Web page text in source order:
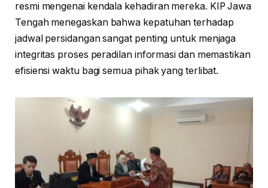
resmi mengenai kendala kehadiran mereka. KIP Jawa
Tengah menegaskan bahwa kepatuhan terhadap
jadwal persidangan sangat penting untuk menjaga
integritas proses peradilan informasi dan memastikan
efisiensi waktu bagi semua pihak yang terlibat.